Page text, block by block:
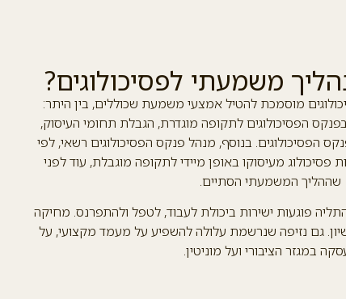
משמעתי לפסיכולוגים?
מוסמכת להטיל אמצעי משמעת שכוללים, בין היתר:
הפסיכולוגים לתקופה מוגדרת, הגבלת תחומי העיסוק,
הפסיכולוגים. בנוסף, מנהל פנקס הפסיכולוגים רשאי, לפי
מעיסוקו באופן מיידי לתקופה מוגבלת, עוד לפני
שההליך המשמעתי הסתיים.
פוגעות ישירות ביכולת לעבוד, לטפל ולהתפרנס. מחיקה
גם נזיפה שנרשמת עלולה להשפיע על מעמד מקצועי, על
במגזר הציבורי ועל מוניטין.